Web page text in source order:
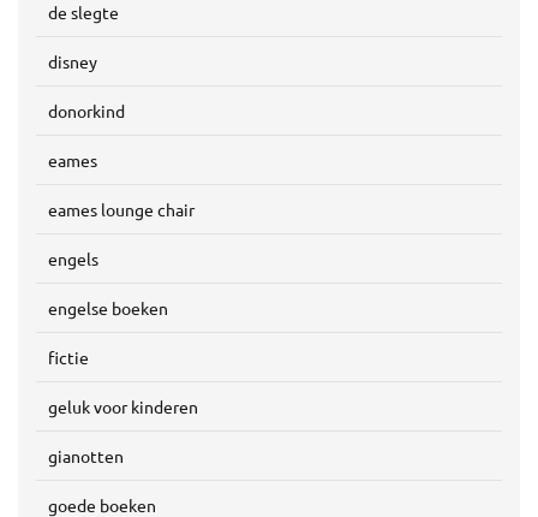
de slegte
disney
donorkind
eames
eames lounge chair
engels
engelse boeken
fictie
geluk voor kinderen
gianotten
goede boeken